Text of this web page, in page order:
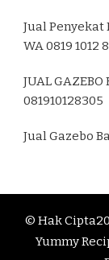
Jual Penyekat
WA 0819 1012
JUAL GAZEBO
081910128305
Jual Gazebo
© Hak
Yummy